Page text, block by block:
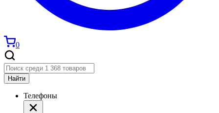
0
Найти
Телефоны